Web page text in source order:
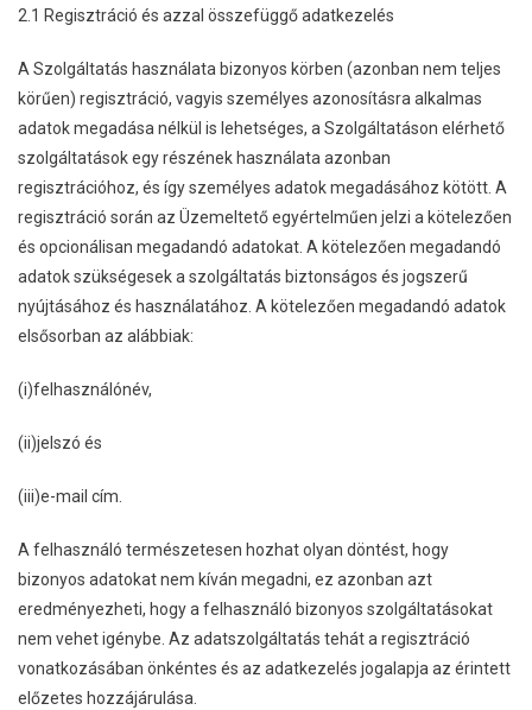
2.1 Regisztráció és azzal összefüggő adatkezelés
A Szolgáltatás használata bizonyos körben (azonban nem teljes
körűen) regisztráció, vagyis személyes azonosításra alkalmas
adatok megadása nélkül is lehetséges, a Szolgáltatáson elérhető
szolgáltatások egy részének használata azonban
regisztrációhoz, és így személyes adatok megadásához kötött. A
regisztráció során az Üzemeltető egyértelműen jelzi a kötelezően
és opcionálisan megadandó adatokat. A kötelezően megadandó
adatok szükségesek a szolgáltatás biztonságos és jogszerű
nyújtásához és használatához. A kötelezően megadandó adatok
elsősorban az alábbiak:
(i)felhasználónév,
(ii)jelszó és
(iii)e-mail cím.
A felhasználó természetesen hozhat olyan döntést, hogy
bizonyos adatokat nem kíván megadni, ez azonban azt
eredményezheti, hogy a felhasználó bizonyos szolgáltatásokat
nem vehet igénybe. Az adatszolgáltatás tehát a regisztráció
vonatkozásában önkéntes és az adatkezelés jogalapja az érintett
előzetes hozzájárulása.